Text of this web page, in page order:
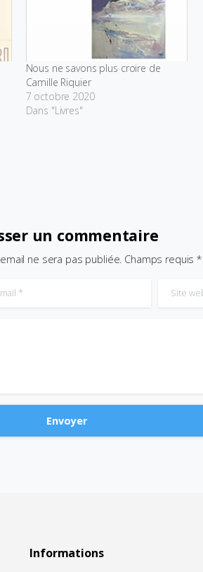
Nous ne savons plus croire de
Camille Riquier
7 octobre 2020
Dans "Livres"
un commentaire
ne sera pas publiée. Champs requis *
Site web
Informations